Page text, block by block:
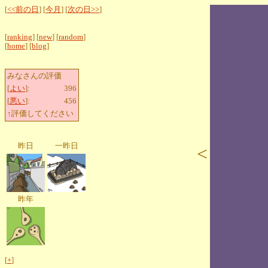
[<<前の日 ] [今月 ] [次の日>>]
[ranking] [new] [random]
[home] [blog]
みなさんの評価
[よい]:
396
[悪い]:
456
↑評価してください
昨日 一昨日
昨年
[+]
<